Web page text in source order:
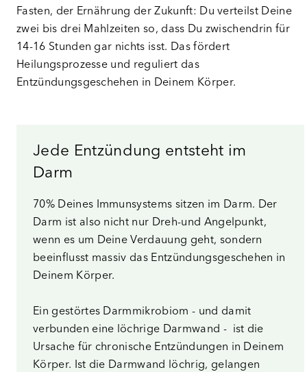
Fasten, der Ernährung der Zukunft: Du verteilst Deine
zwei bis drei Mahlzeiten so, dass Du zwischendrin für
14-16 Stunden gar nichts isst. Das fördert
Heilungsprozesse und reguliert das
Entzündungsgeschehen in Deinem Körper.
Jede Entzündung entsteht im
Darm
70% Deines Immunsystems sitzen im Darm. Der
Darm ist also nicht nur Dreh-und Angelpunkt,
wenn es um Deine Verdauung geht, sondern
beeinflusst massiv das Entzündungsgeschehen in
Deinem Körper.
Ein gestörtes Darmmikrobiom - und damit
verbunden eine löchrige Darmwand - ist die
Ursache für chronische Entzündungen in Deinem
Körper. Ist die Darmwand löchrig, gelangen